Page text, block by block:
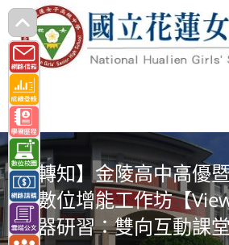
跳
轉
至
主
要
內
容 【轉知】金陵高中高優
師數位增能工作坊【
示器研習：雙向互動課